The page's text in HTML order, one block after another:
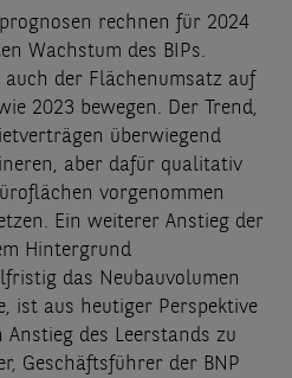
rechnen für 2024
Wachstum des BIPs.
der Flächenumsatz auf
2023 bewegen. Der Trend,
überwiegend
aber dafür qualitativ
vorgenommen
Ein weiterer Anstieg der
Hintergrund
das Neubauvolumen
ist aus heutiger Perspektive
des Leerstands zu
Geschäftsführer der BNP